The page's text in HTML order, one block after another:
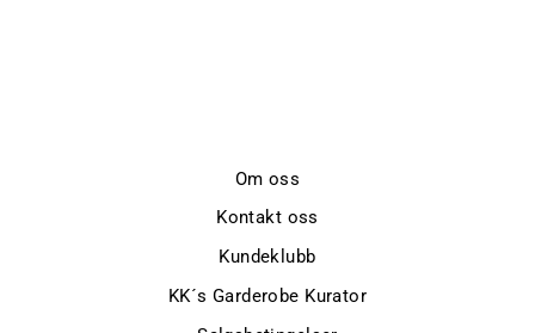
Om oss
Kontakt oss
Kundeklubb
KK´s Garderobe Kurator